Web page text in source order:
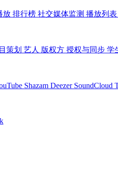
放 排行榜 社交媒体监测 播放列表
策划 艺人 版权方 授权与同步 学
Shazam Deezer SoundCloud